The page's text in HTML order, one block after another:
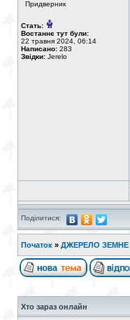
Придверник
Стать:
Востаннє тут були:
22 травня 2024, 06:14
Написано: 283
Звідки: Jerelo
Поділитися:
Початок » ДЖЕРЕЛО ЗЕМНЕ
Хто зараз онлайн